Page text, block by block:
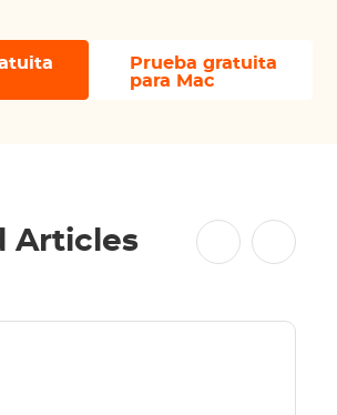
Prueba gratuita
para Mac
Articles